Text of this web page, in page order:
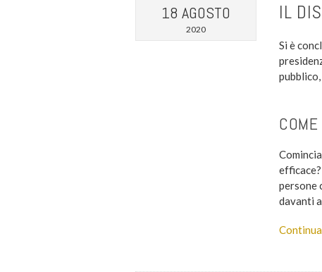
18 AGOSTO
2020
IL
Si è
persone
davanti